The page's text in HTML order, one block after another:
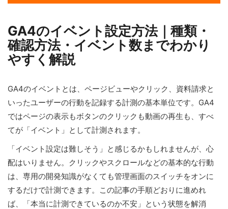
GA4のイベント設定方法｜種類・
確認方法・イベント数までわかり
やすく解説
GA4のイベントとは、ページビューやクリック、資料請求と
いったユーザーの行動を記録する計測の基本単位です。GA4
ではページの表示もボタンのクリックも動画の再生も、すべ
てが「イベント」として計測されます。
「イベント設定は難しそう」と感じるかもしれませんが、心
配はいりません。クリックやスクロールなどの基本的な行動
は、専用の開発知識がなくても管理画面のスイッチをオンに
するだけで計測できます。この記事の手順どおりに進めれ
ば、「本当に計測できているのか不安」という状態を解消